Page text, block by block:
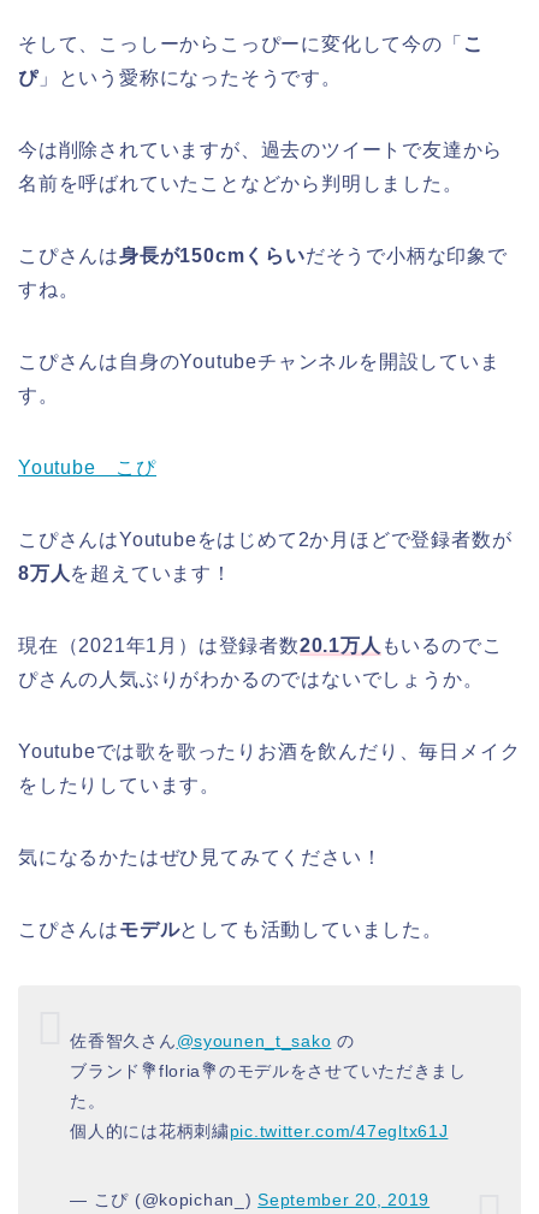
そして、こっしーからこっぴーに変化して今の「 こ
ぴ」という愛称になったそうです。
今は削除されていますが、過去のツイートで友達から
名前を呼ばれていたことなどから判明しました。
こぴさんは身長が150cmくらいだそうで小柄な印象で
すね。
こぴさんは自身のYoutubeチャンネルを開設していま
す。
Youtube こぴ
こぴさんはYoutubeをはじめて2か月ほどで登録者数が
8万人 を超えています！
現在（2021年1月）は登録者数20.1万人 もいるのでこ
ぴさんの人気ぶりがわかるのではないでしょうか。
Youtubeでは歌を歌ったりお酒を飲んだり、毎日メイク
をしたりしています。
気になるかたはぜひ見てみてください！
こぴさんはモデルとしても活動していました。
佐香智久さん@syounen_t_sako の
ブランド💐floria💐のモデルをさせていただきまし
た。
個人的には花柄刺繍pic.twitter.com/47egltx61J
— こぴ (@kopichan_)September 20, 2019